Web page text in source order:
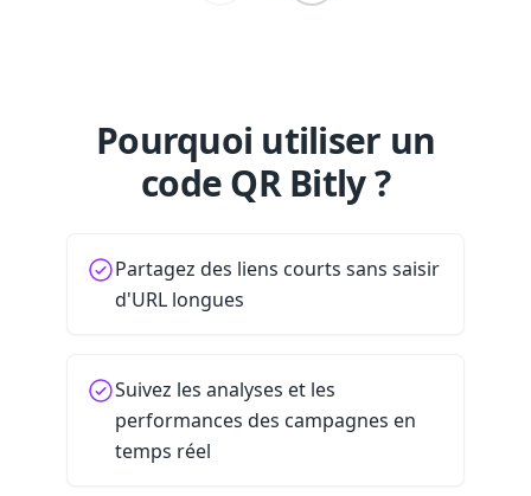
Pourquoi utiliser un
code QR Bitly ?
Partagez des liens courts sans saisir
d'URL longues
Suivez les analyses et les
performances des campagnes en
temps réel